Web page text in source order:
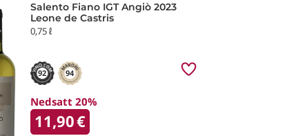
Salento Fiano IGT Angiò 2023
Leone de Castris
0,75 ℓ
92 94
Nedsatt 20%
11,90€